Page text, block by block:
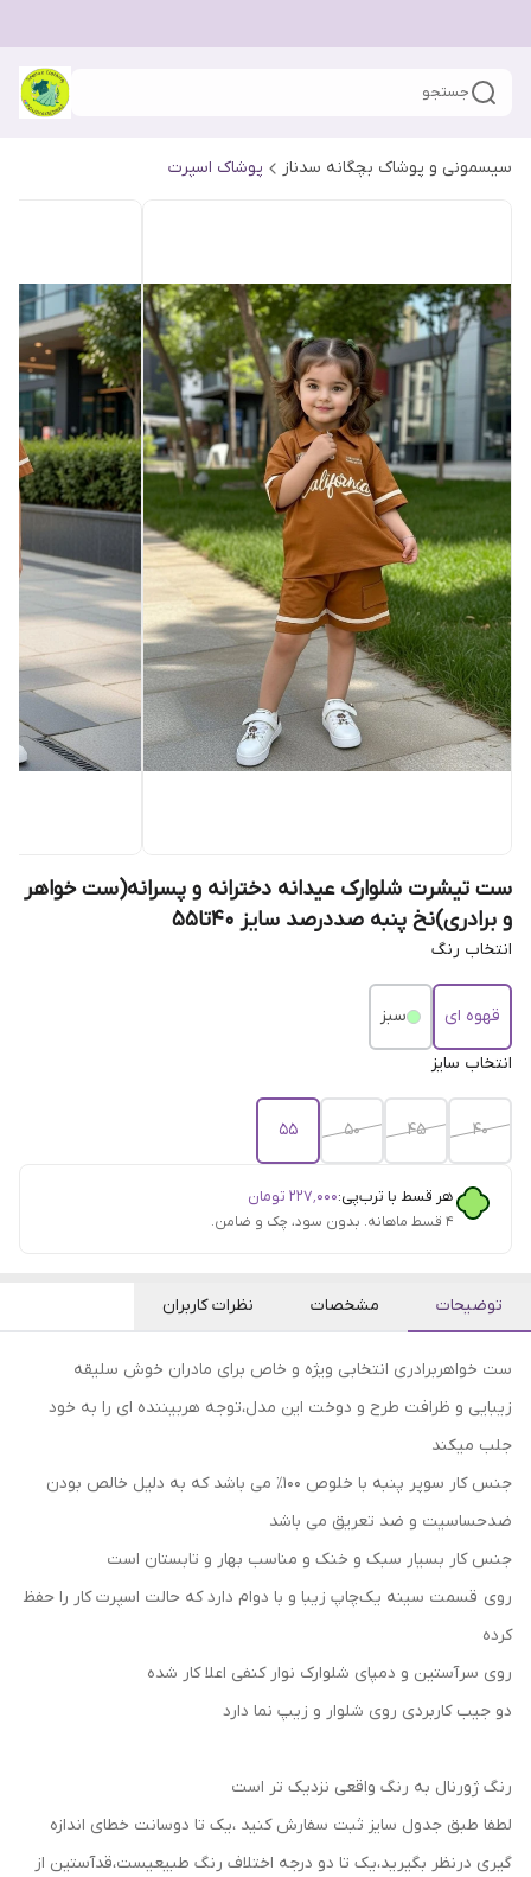
جستجو
سیسمونی و پوشاک بچگانه سدناز پوشاک اسپرت
ست تیشرت شلوارک عیدانه دخترانه و پسرانه(ست خواهر
و برادری)نخ پنبه صددرصد سایز 40تا55
انتخاب رنگ
قهوه ای سبز
انتخاب سایز
40
45
50
55
هر قسط با ترب‌پی:۲۲۷٬۰۰۰ تومان
۴ قسط ماهانه. بدون سود، چک و ضامن.
توضیحات مشخصات نظرات کاربران
ست خواهربرادری انتخابی ویژه و خاص برای مادران خوش سلیقه
زیبایی و ظرافت طرح و دوخت این مدل،توجه هربیننده ای را به خود
جلب میکند
جنس کار سوپر پنبه با خلوص 100٪ می باشد که به دلیل خالص بودن
ضدحساسیت و ضد تعریق می باشد
جنس کار بسیار سبک و خنک و مناسب بهار و تابستان است
روی قسمت سینه یک‌چاپ زیبا و با دوام دارد که حالت اسپرت کار را حفظ
کرده
روی سرآستین و دمپای شلوارک نوار کنفی اعلا کار شده
دو جیب کاربردی روی شلوار و زیپ نما دارد
رنگ ژورنال به رنگ واقعی نزدیک تر است
لطفا طبق جدول سایز ثبت سفارش کنید ،یک تا دوسانت خطای اندازه
گیری درنظر بگیرید،یک تا دو درجه اختلاف رنگ طبیعیست،قدآستین از